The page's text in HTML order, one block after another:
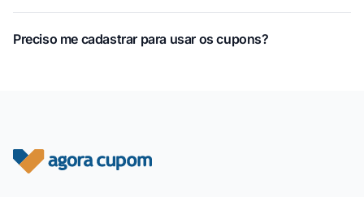
Preciso me cadastrar para usar os cupons?
Rodapé do site